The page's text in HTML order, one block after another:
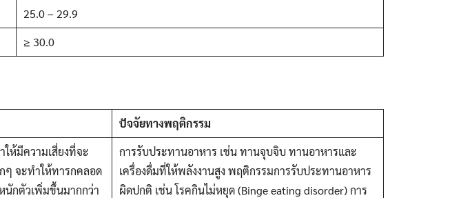
25.0 – 29.9
≥ 30.0
ปัจจัยทางพฤติกรรม
ห้มีความเสี่ยงที่จะ
ๆ จะทำให้ทารกคลอด
นักตัวเพิ่มขึ้นมากกว่า
การรับประทานอาหาร เช่น ทานจุบจิบ ทานอาหารและ
เครื่องดื่มที่ให้พลังงานสูง พฤติกรรมการรับประทานอาหาร
ผิดปกติ เช่น โรคกินไม่หยุด (Binge eating disorder) การ